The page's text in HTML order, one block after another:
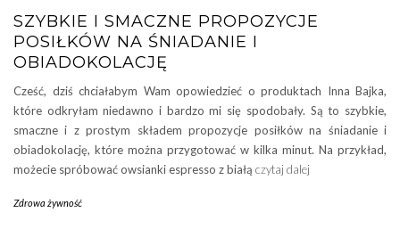
SZYBKIE I SMACZNE PROPOZYCJE
POSIŁKÓW NA ŚNIADANIE I
OBIADOKOLACJĘ
Cześć, dziś chciałabym Wam opowiedzieć o produktach Inna Bajka,
które odkryłam niedawno i bardzo mi się spodobały. Są to szybkie,
smaczne i z prostym składem propozycje posiłków na śniadanie i
obiadokolację, które można przygotować w kilka minut. Na przykład,
możecie spróbować owsianki espresso z białą czytaj dalej
Zdrowa żywność